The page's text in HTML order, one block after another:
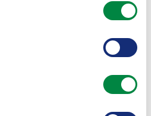
klanten?
die we in de eerste